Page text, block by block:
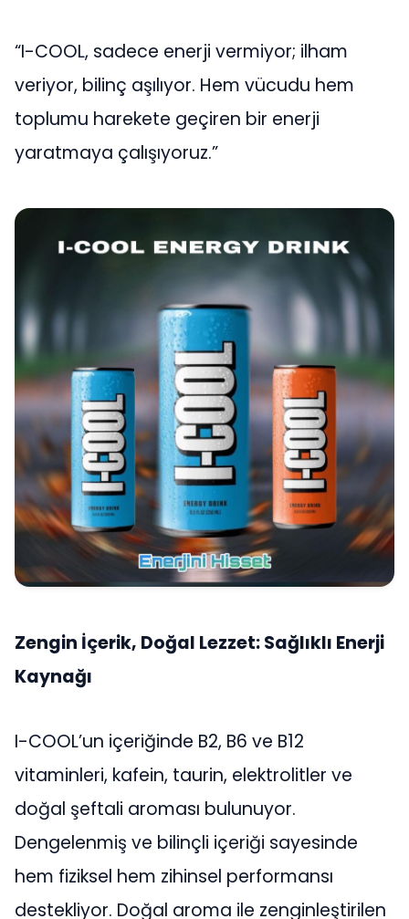
“I-COOL, sadece enerji vermiyor; ilham
veriyor, bilinç aşılıyor. Hem vücudu hem
toplumu harekete geçiren bir enerji
yaratmaya çalışıyoruz.”
Zengin İçerik, Doğal Lezzet: Sağlıklı Enerji
Kaynağı
I-COOL’un içeriğinde B2, B6 ve B12
vitaminleri, kafein, taurin, elektrolitler ve
doğal şeftali aroması bulunuyor.
Dengelenmiş ve bilinçli içeriği sayesinde
hem fiziksel hem zihinsel performansı
destekliyor. Doğal aroma ile zenginleştirilen